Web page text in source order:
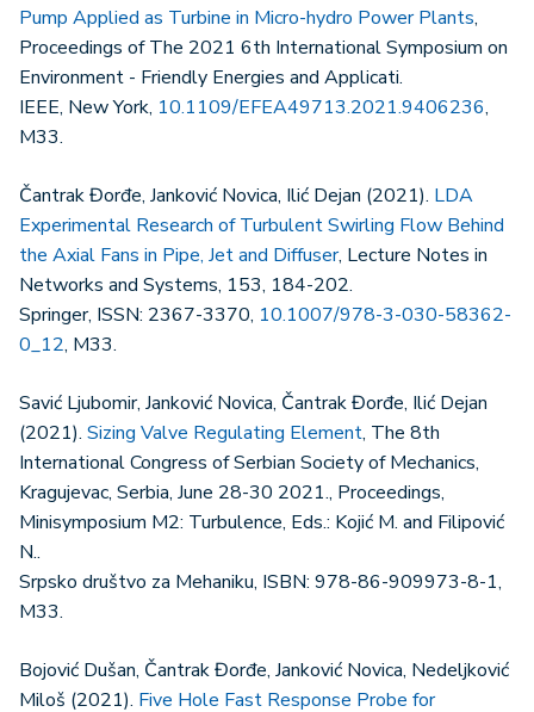
Pump Applied as Turbine in Micro-hydro Power Plants,
Proceedings of The 2021 6th International Symposium on
Environment - Friendly Energies and Applicati.
IEEE, New York, 10.1109/EFEA49713.2021.9406236,
M33.
Čantrak Đorđe, Janković Novica, Ilić Dejan (2021). LDA
Experimental Research of Turbulent Swirling Flow Behind
the Axial Fans in Pipe, Jet and Diffuser, Lecture Notes in
Networks and Systems, 153, 184-202.
Springer, ISSN: 2367-3370, 10.1007/978-3-030-58362-
0_12, M33.
Savić Ljubomir, Janković Novica, Čantrak Đorđe, Ilić Dejan
(2021). Sizing Valve Regulating Element, The 8th
International Congress of Serbian Society of Mechanics,
Kragujevac, Serbia, June 28-30 2021., Proceedings,
Minisymposium M2: Turbulence, Eds.: Kojić M. and Filipović
N..
Srpsko društvo za Mehaniku, ISBN: 978-86-909973-8-1,
M33.
Bojović Dušan, Čantrak Đorđe, Janković Novica, Nedeljković
Miloš (2021). Five Hole Fast Response Probe for